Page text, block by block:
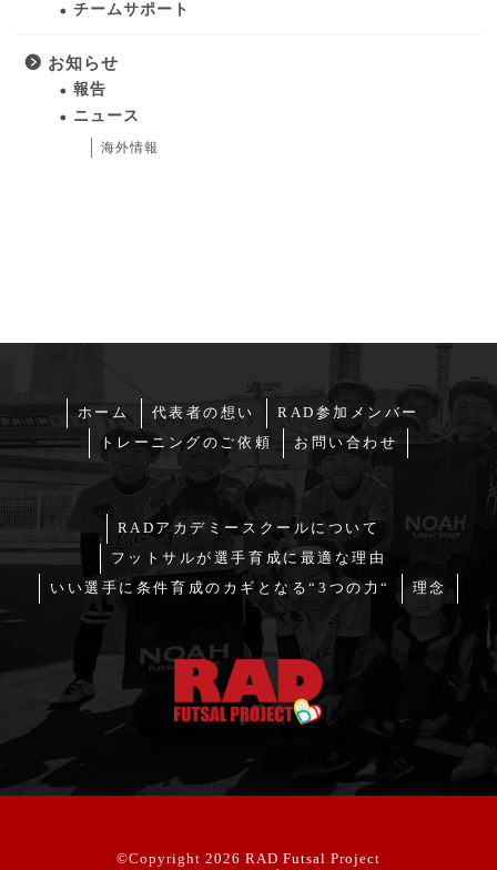
チームサポート
お知らせ
報告
ニュース
海外情報
ホーム 代表者の想い
RAD参加メンバー
トレーニングのご依頼
お問い合わせ
RADアカデミースクールについて
フットサルが選手育成に最適な理由
いい選手に条件育成のカギとなる“3つの力“
理念
©Copyright 2026 RAD Futsal Project